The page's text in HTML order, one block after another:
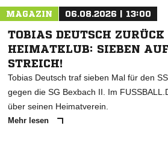
MAGAZIN 06.08.2026 | 13:00
TOBIAS DEUTSCH
HEIMATKLUB: SIEBEN
STREICH!
Tobias Deutsch traf sieben Mal für den
gegen die SG Bexbach II. Im
über seinen Heimatverein.
Mehr lesen